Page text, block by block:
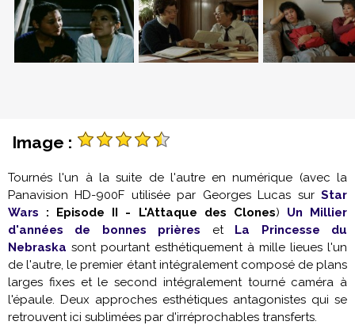
Image :
Tournés l'un à la suite de l'autre en numérique (avec la
Panavision HD-900F utilisée par Georges Lucas sur Star
Wars : Episode II - L'Attaque des Clones) Un Millier
d'années de bonnes prières
et La Princesse du
Nebraska sont pourtant esthétiquement à mille lieues l'un
de l'autre, le premier étant intégralement composé de plans
larges fixes et le second intégralement tourné caméra à
l'épaule. Deux approches esthétiques antagonistes qui se
retrouvent ici sublimées par d'irréprochables transferts.